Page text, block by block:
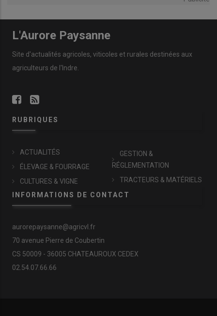
L'Aurore Paysanne
Site d'actualités agricoles, viticoles et rurales destinées aux
agriculteurs de l'Indre.
RUBRIQUES
ACTUALITÉS
ÉLEVAGE & FOURRAGE
CULTURES & VIGNE
GESTION &
RÉGLEMENTATION
TRACTEURS & MATÉRIELS
INFORMATIONS DE CONTACT
aurorepaysanne@agricvl.fr
70 avenue Pierre de Coubertin
CS 50009 - 36005 CHATEAUROUX CEDEX
02.54.07.66.66